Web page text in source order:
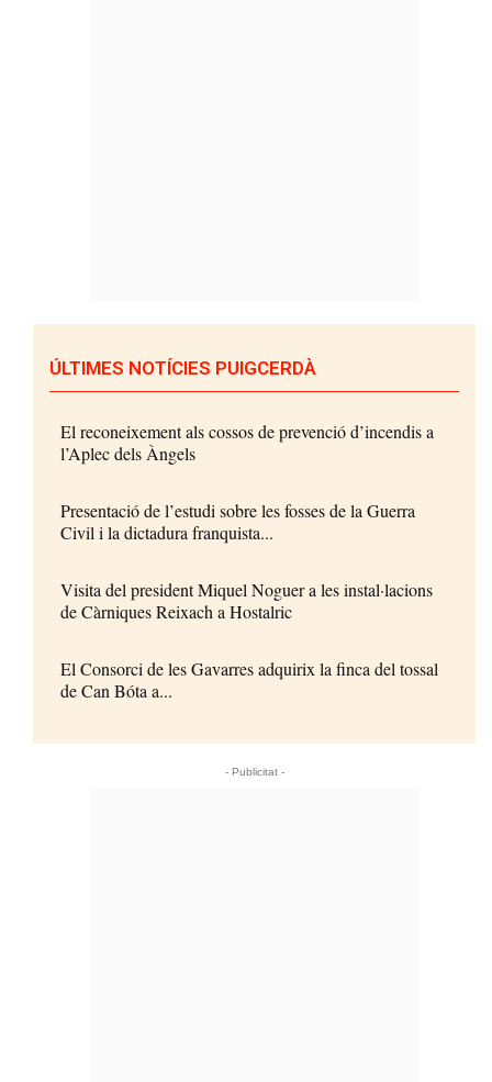
ÚLTIMES NOTÍCIES PUIGCERDÀ
El reconeixement als cossos de prevenció d’incendis a
l’Aplec dels Àngels
Presentació de l’estudi sobre les fosses de la Guerra
Civil i la dictadura franquista...
Visita del president Miquel Noguer a les instal·lacions
de Càrniques Reixach a Hostalric
El Consorci de les Gavarres adquirix la finca del tossal
de Can Bóta a...
- Publicitat -